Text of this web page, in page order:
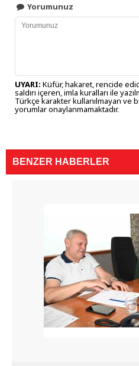
Yorumunuz
UYARI: Küfür, hakaret, rencide
saldırı içeren, imla kuralları ile
Türkçe karakter kullanılmayan ve
yorumlar onaylanmamaktadır.
BENZER HABERLER